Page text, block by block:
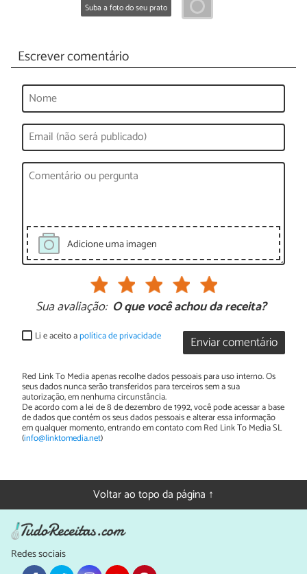
Suba a foto do seu prato
Escrever comentário
Adicione uma imagen
Sua avaliação: O que você achou da receita?
Enviar comentário
Li e aceito apolítica de privacidade
Red Link To Media apenas recolhe dados pessoais para uso interno. Os
seus dados nunca serão transferidos para terceiros sem a sua
autorização, em nenhuma circunstância.
De acordo com a lei de 8 de dezembro de 1992, você pode acessar a base
de dados que contém os seus dados pessoais e alterar essa informação
em qualquer momento, entrando em contato com Red Link To Media SL
(info@linktomedia.net)
Voltar ao topo da página ↑
Redes sociais